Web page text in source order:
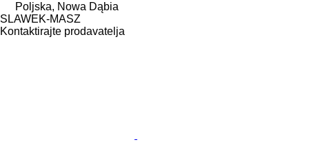
Poljska, Nowa Dąbia
SLAWEK-MASZ
Kontaktirajte prodavatelja